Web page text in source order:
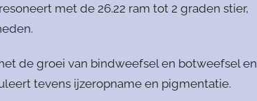
met de 26.22 ram tot 2 graden stier,
de groei van bindweefsel en botweefsel en
tevens ijzeropname en pigmentatie.